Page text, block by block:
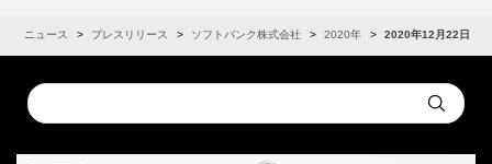
ニュース プレスリリース ソフトバンク株式会社 2020年 2020年12月22日
Conduct
a
Submit